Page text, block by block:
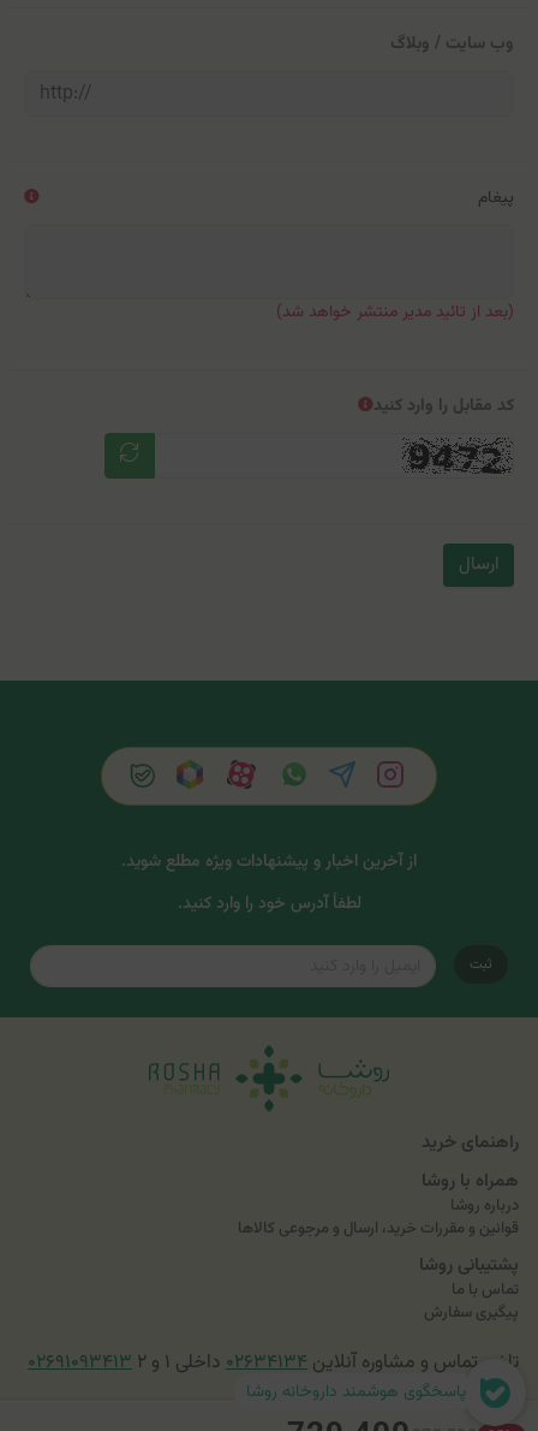
وب سایت / وبلاگ
پیغام
(بعد از تائید مدیر منتشر خواهد شد)
کد مقابل را وارد کنید
ارسال
از آخرین اخبار و پیشنهادات ویژه مطلع شوید.
لطفاً آدرس خود را وارد کنید.
ثبت
راهنمای خرید
همراه با روشا
درباره روشا
قوانین و مقررات خرید، ارسال و مرجوعی کالاها
پشتیبانی روشا
تماس با ما
پیگیری سفارش
تلفن تماس و مشاوره آنلاین ۰۲۶۳۴۱۳۴ داخلی ۱ و ۲ ۰۲۶۹۱۰۹۳۴۱۳
پاسخگوی هوشمند داروخانه روشا